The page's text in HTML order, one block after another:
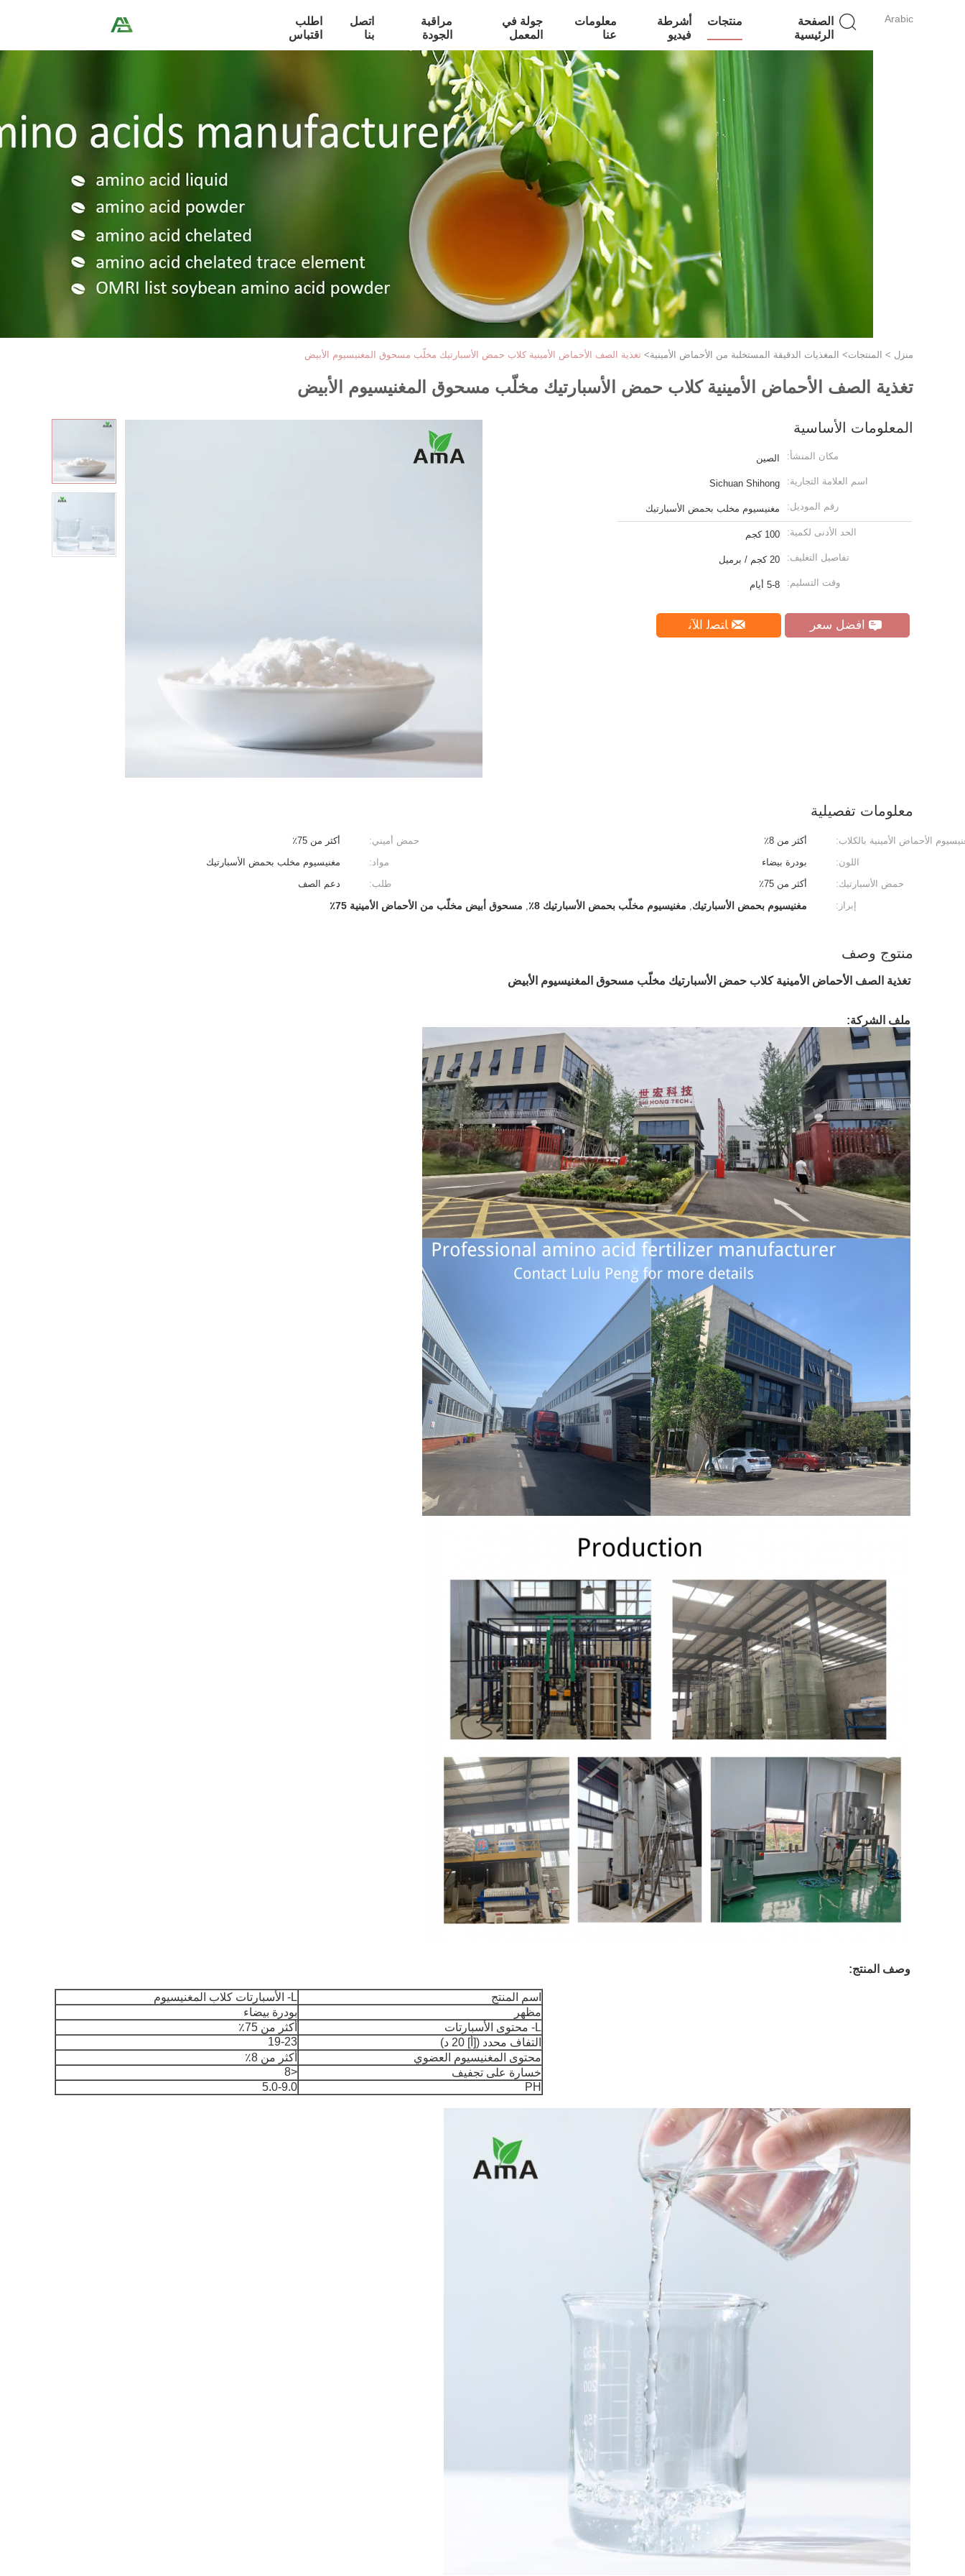
Arabic
الصفحة
الرئيسية
منتجات
أشرطة
فيديو
معلومات
عنا
جولة في
المعمل
مراقبة
الجودة
اتصل
بنا
اطلب
اقتباس
منزل > المنتجات> المغذيات الدقيقة المستخلبة من الأحماض الأمينية> تغذية الصف الأحماض الأمينية كلاب حمض الأسبارتيك مخلّب مسحوق المغنيسيوم الأبيض
تغذية الصف الأحماض الأمينية كلاب حمض الأسبارتيك مخلّب مسحوق المغنيسيوم الأبيض
المعلومات الأساسية
مكان المنشأ: الصين
اسم العلامة التجارية: Sichuan Shihong
رقم الموديل: مغنيسيوم مخلب بحمض الأسبارتيك
الحد الأدنى لكمية: 100 كجم
تفاصيل التغليف: 20 كجم / برميل
وقت التسليم: 5-8 أيام
افضل سعر ﺎﺘﺼﻟ ﺍﻶﻧ
معلومات تفصيلية
الأحماض الأمينية بالكلاب: أكثر من 8٪ حمض أميني:
أكثر من 75٪
اللون:
بودرة بيضاء مواد:
مغنيسيوم مخلب بحمض الأسبارتيك
حمض الأسبارتيك:
أكثر من 75٪ طلب:
دعم الصف
إبراز:
مغنيسيوم بحمض الأسبارتيك, مغنيسيوم مخلّب بحمض الأسبارتيك 8٪ , مسحوق أبيض مخلّب من الأحماض الأمينية 75٪
منتوج وصف
تغذية الصف الأحماض الأمينية كلاب حمض الأسبارتيك مخلّب مسحوق المغنيسيوم الأبيض
ملف الشركة:
وصف المنتج:
اسم المنتج
L- الأسبارتات كلاب المغنيسيوم
مظهر
بودرة بيضاء
L- محتوى الأسبارتات
أكثر من 75٪
التفاف محدد ([أ] 20 د)
19-23
محتوى المغنيسيوم العضوي
أكثر من 8٪
خسارة على تجفيف
<8
PH
5.0-9.0